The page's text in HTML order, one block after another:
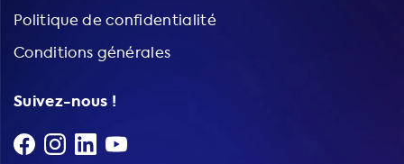
Politique de confidentialité
Conditions générales
Suivez-nous !